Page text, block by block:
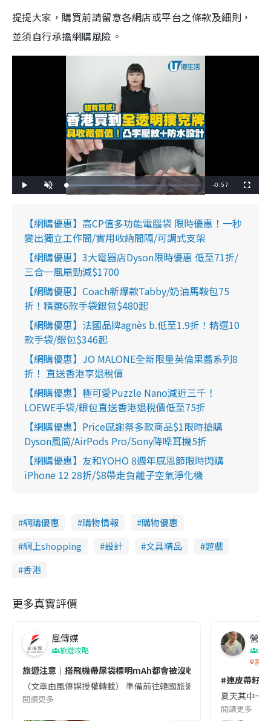
提提大家，購買前請留意各網店或平台之條款及細則，
並須自行承擔網購風險。
l
n
e
L
o
:
6
3
.
6
%
R
m
i
i
g
-0:57
u
c
r
e
【網購優惠】高CP值多功能電腦袋 限時優惠！一秒
變出獨立工作間/實用收納間隔/可調式支架
【網購優惠】3大電器店Dyson限時優惠 低至71折/
三合一風扇勁減$1700
【網購優惠】Coach新爆款Tabby/奶油馬鞍包75
折！精選6款手袋銀包$480起
【網購優惠】法國品牌agnès b.低至1.9折！精選10
款手袋/銀包$346起
【網購優惠】JO MALONE全新限量英倫果醬系列8
折！ 直送香港享退稅價
【網購優惠】極可愛Puzzle Nano減近三千！
LOEWE手袋/銀包直送香港退稅價低至75折
【網購優惠】Price感謝祭多款商品$1限時搶購
Dyson風筒/AirPods Pro/Sony降噪耳機5折
【網購優惠】友和YOHO 8週年感恩節限時閃購
iPhone 12 28折/$8帶走負離子空氣淨化機
網購優惠 購物情報
購物優惠
網上shopping
設計 文具精品
遊戲
香港
更多真實評價
風傳媒
旅遊攻略
旅遊注意｜搭飛機帶尿袋標明mAh都會被沒收😱出發前切記檢查
（文章由風傳媒授權轉載） 準備前往韓國旅遊的民眾，近期要
閱讀更多
營養
香港
#連皮帶籽
夏天其中一
閱讀更多